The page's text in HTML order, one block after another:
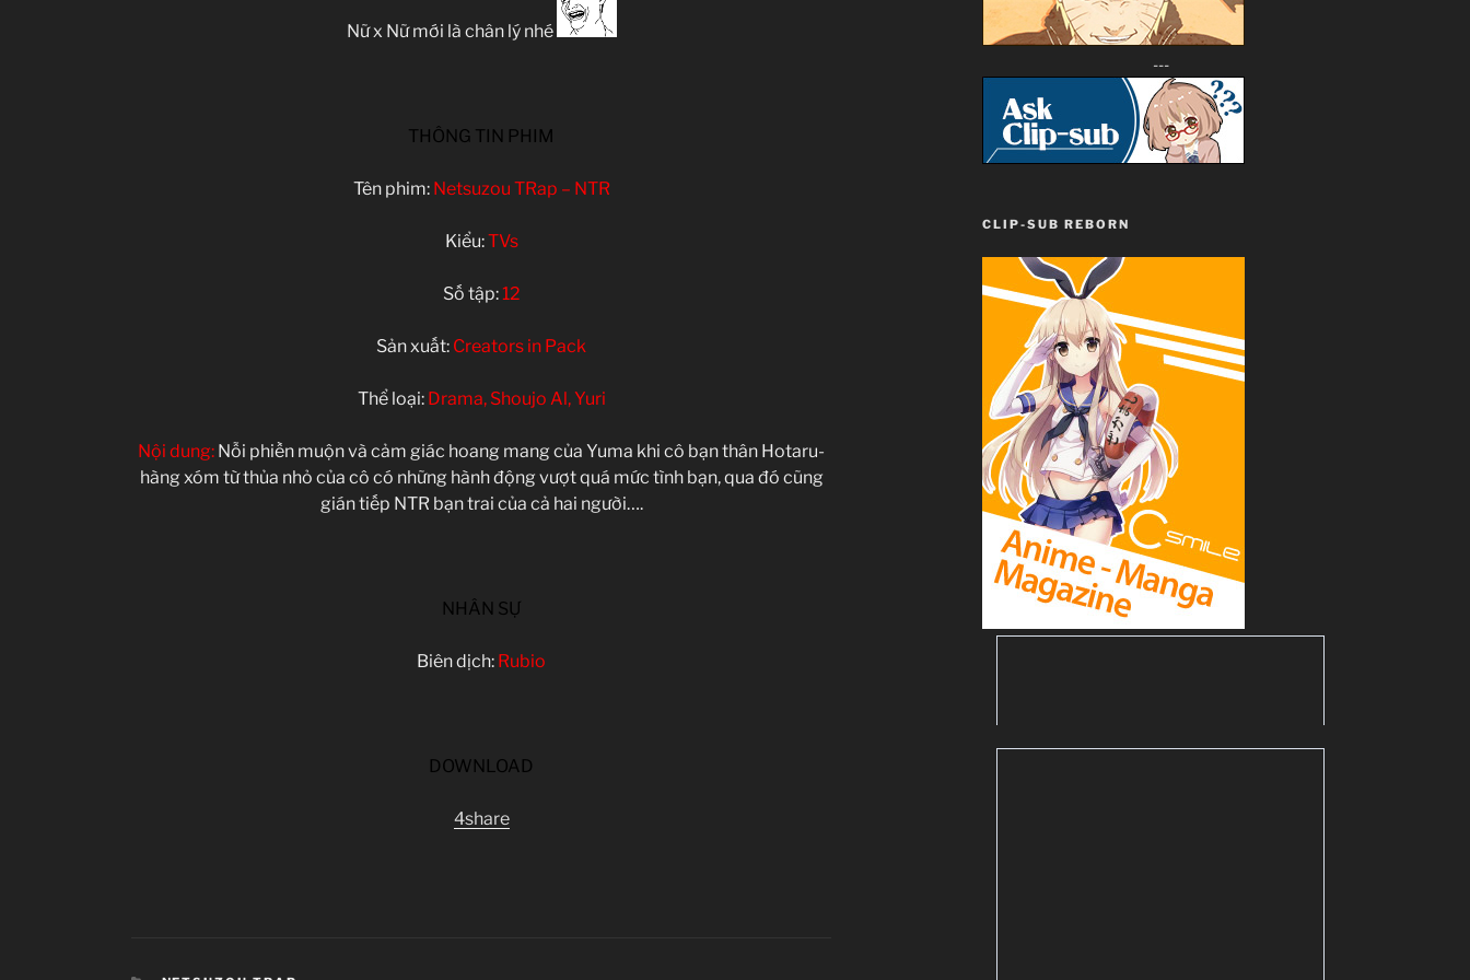
Nữ x Nữ mới là chân lý nhé
THÔNG TIN PHIM
Tên phim: Netsuzou TRap – NTR
Kiểu:TVs
Số tập:12
Sản xuất: Creators in Pack
Thể loại: Drama, Shoujo Al, Yuri
Nội dung: Nỗi phiền muộn và cảm giác hoang mang của Yuma khi cô bạn thân Hotaru-
hàng xóm từ thủa nhỏ của cô có những hành động vượt quá mức tình bạn, qua đó cũng
gián tiếp NTR bạn trai của cả hai người….
NHÂN SỰ
Biên dịch: Rubio
DOWNLOAD
4share
---
CLIP-SUB REBORN